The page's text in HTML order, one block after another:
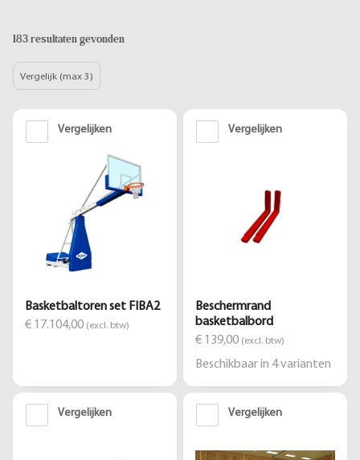
183 resultaten gevonden
Vergelijk (max 3)
Vergelijken
Basketbaltoren set FIBA2
€ 17.104,00 (excl. btw)
Vergelijken
Beschermrand
basketbalbord
€ 139,00 (excl. btw)
Beschikbaar in 4varianten
Vergelijken Vergelijken